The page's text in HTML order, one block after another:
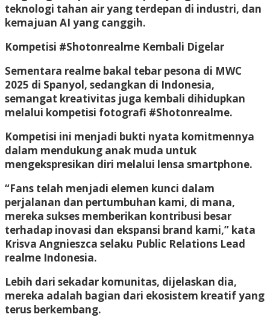
teknologi tahan air yang terdepan di industri, dan
kemajuan AI yang canggih.
Kompetisi #Shotonrealme Kembali Digelar
Sementara realme bakal tebar pesona di MWC
2025 di Spanyol, sedangkan di Indonesia,
semangat kreativitas juga kembali dihidupkan
melalui kompetisi fotografi #Shotonrealme.
Kompetisi ini menjadi bukti nyata komitmennya
dalam mendukung anak muda untuk
mengekspresikan diri melalui lensa smartphone.
“Fans telah menjadi elemen kunci dalam
perjalanan dan pertumbuhan kami, di mana,
mereka sukses memberikan kontribusi besar
terhadap inovasi dan ekspansi brand kami,” kata
Krisva Angnieszca selaku Public Relations Lead
realme Indonesia.
Lebih dari sekadar komunitas, dijelaskan dia,
mereka adalah bagian dari ekosistem kreatif yang
terus berkembang.